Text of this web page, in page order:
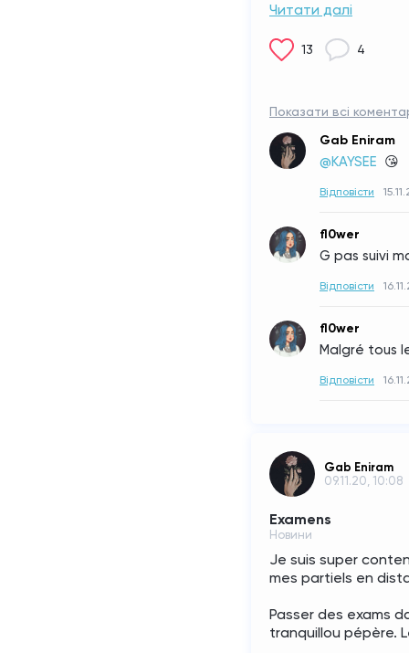
Читати далі
13 4
Показати всі
Gab Eniram
@KAYSEE 😘
Відповісти
fl0wer
G pas suivi
Відповісти
fl0wer
Malgré tous
Відповісти
Gab Eniram
09.11.20, 10:08
Examens
Новини
Je suis super
mes partiels en
Passer des exams
tranquillou pépère.